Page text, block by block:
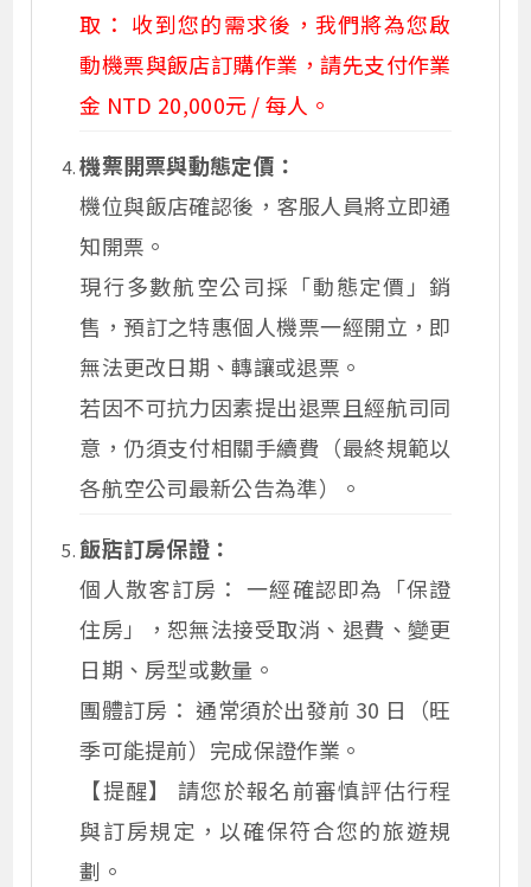
取： 收到您的需求後，我們將為您啟
動機票與飯店訂購作業，請先支付作業
金 NTD 20,000元 / 每人。
機票開票與動態定價：
機位與飯店確認後，客服人員將立即通
知開票。
現行多數航空公司採「動態定價」銷
售，預訂之特惠個人機票一經開立，即
無法更改日期、轉讓或退票。
若因不可抗力因素提出退票且經航司同
意，仍須支付相關手續費（最終規範以
各航空公司最新公告為準）。
飯店訂房保證：
個人散客訂房： 一經確認即為「保證
住房」，恕無法接受取消、退費、變更
日期、房型或數量。
團體訂房： 通常須於出發前 30 日（旺
季可能提前）完成保證作業。
【提醒】 請您於報名前審慎評估行程
與訂房規定，以確保符合您的旅遊規
劃。